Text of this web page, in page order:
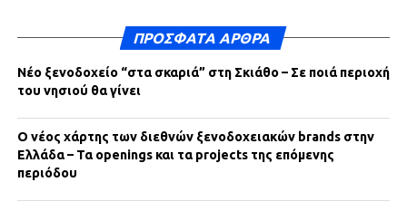
ΠΡΌΣΦΑΤΑ ΆΡΘΡΑ
Νέο ξενοδοχείο “στα σκαριά” στη Σκιάθο – Σε ποιά περιοχή
του νησιού θα γίνει
Ο νέος χάρτης των διεθνών ξενοδοχειακών brands στην
Ελλάδα – Τα openings και τα projects της επόμενης
περιόδου